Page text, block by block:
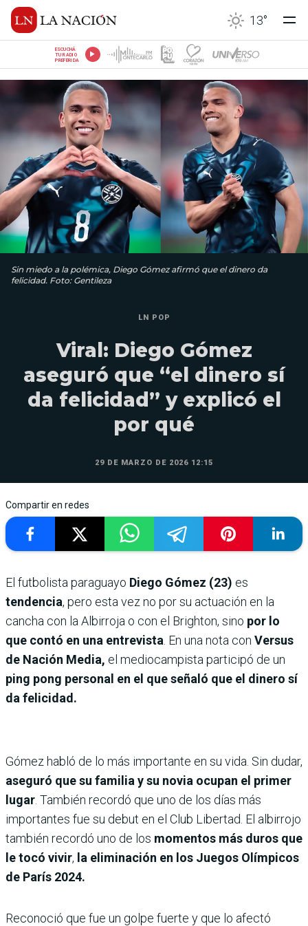
13°
ESCUCHÁ
TU RADIO
PREFERIDA
Sin miedo a la polémica, Diego Gómez afirmó que el dinero da
felicidad. Foto: Gentileza
LN POP
Viral: Diego Gómez
aseguró que “el dinero sí
da felicidad” y explicó el
por qué
29 DE MARZO DE 2026 12:15
Compartir en redes
El futbolista paraguayo Diego Gómez (23) es
tendencia, pero esta vez no por su actuación en la
cancha con la Albirroja o con el Brighton, sino por lo
que contó en una entrevista . En una nota con Versus
de Nación Media, el mediocampista participó de un
ping pong personal en el queseñaló que el dinero sí
da felicidad.
Gómez habló de lo más importante en su vida. Sin dudar,
aseguró que su familia y su novia ocupan el primer
lugar . También recordó que uno de los días más
importantes fue su debut en el Club Libertad. El albirrojo
también recordó uno de los momentos más duros que
le tocó vivir, la eliminación en los Juegos Olímpicos
de París 2024.
Reconoció que fue un golpe fuerte y que lo afectó